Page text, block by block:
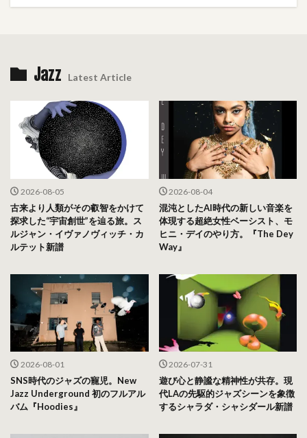
Jazz Latest Article
2026-08-05
古来より人類がその叡智をかけて
探求した“宇宙創世”を辿る旅。ス
ルジャン・イヴァノヴィッチ・カ
ルテット新譜
2026-08-04
混沌としたAI時代の新しい音楽を
体現する超絶女性ベーシスト、モ
ヒニ・デイのやり方。『The Dey
Way』
2026-08-01
SNS時代のジャズの寵児。New
Jazz Underground 初のフルアル
バム『Hoodies』
2026-07-31
遊び心と静謐な精神性が共存。現
代LAの先駆的ジャズシーンを象徴
するシャラダ・シャシダール新譜